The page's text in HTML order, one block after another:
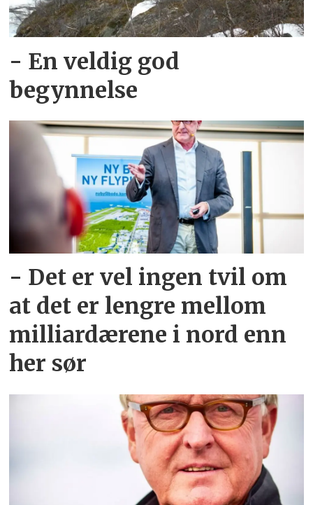
- En veldig god
begynnelse
- Det er vel ingen tvil om
at det er lengre mellom
milliardærene i nord enn
her sør